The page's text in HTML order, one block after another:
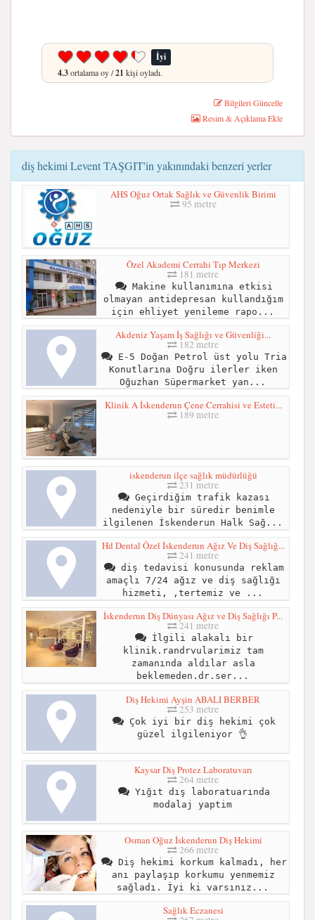
İyi
4.3ortalama oy /21 kişi oyladı.
Bilgileri Güncelle
Resim & Açıklama Ekle
diş hekimi Levent TAŞGIT'in yakınındaki benzeri yerler
AHS Oğuz Ortak Sağlık ve Güvenlik Birimi
95 metre
Özel Akademi Cerrahi Tıp Merkezi
181 metre
Makine kullanımına etkisi
olmayan antidepresan kullandığım
için ehliyet yenileme rapo...
Akdeniz Yaşam İş Sağlığı ve Güvenliği...
182 metre
E-5 Doğan Petrol üst yolu Tria
Konutlarına Doğru ilerler iken
Oğuzhan Süpermarket yan...
Klinik A İskenderun Çene Cerrahisi ve Esteti...
189 metre
iskenderun ilçe sağlık müdürlüğü
231 metre
Geçirdiğim trafik kazası
nedeniyle bir süredir benimle
ilgilenen İskenderun Halk Sağ...
Hd Dental Özel İskenderun Ağız Ve Diş Sağlığ...
241 metre
diş tedavisi konusunda reklam
amaçlı 7/24 ağız ve diş sağlığı
hizmeti, ,tertemiz ve ...
İskenderun Diş Dünyası Ağız ve Diş Sağlığı P...
241 metre
İlgili alakalı bir
klinik.randrvularimiz tam
zamanında aldılar asla
beklemeden.dr.ser...
Diş Hekimi Ayşin ABALI BERBER
253 metre
Çok iyi bir diş hekimi çok
güzel ilgileniyor 👌
Kaysar Diş Protez Laboratuvarı
264 metre
Yığıt dış laboratuarında
modalaj yaptim
Osman Oğuz İskenderun Diş Hekimi
266 metre
Diş hekimi korkum kalmadı, her
anı paylaşıp korkumu yenmemiz
sağladı. İyi ki varsınız...
Sağlık Eczanesi